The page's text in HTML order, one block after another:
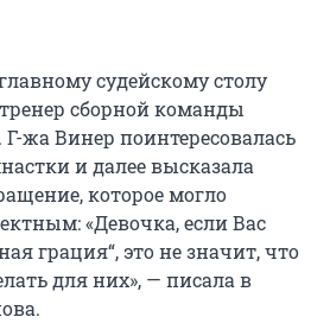
судейскому столу
сборной команды
жа Винер поинтересовалась
и далее высказала
которое могло
«Девочка, если Вас
грация“, это не значит, что
для них», — писала в